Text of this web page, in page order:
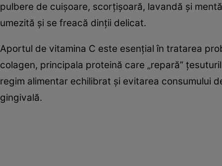
pulbere de cuişoare, scorţişoară, lavandă şi
umezită şi se freacă dinţii delicat.
Aportul de vitamina C este esenţial în tratarea
colagen, principala proteină care „repară”
regim alimentar echilibrat şi evitarea consumului
gingivală.